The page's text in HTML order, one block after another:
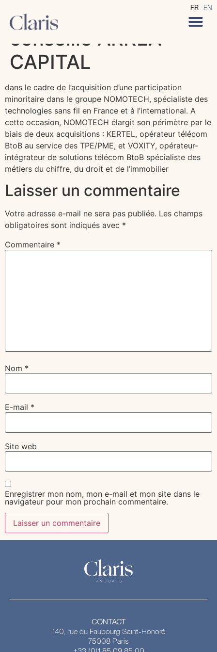
FR EN
CLARIS Avocats
conseille ARKEA
CAPITAL
dans le cadre de l’acquisition d’une participation
minoritaire dans le groupe NOMOTECH, spécialiste des
technologies sans fil en France et à l’international. A
cette occasion, NOMOTECH élargit son périmètre par le
biais de deux acquisitions : KERTEL, opérateur télécom
BtoB au service des TPE/PME, et VOXITY, opérateur-
intégrateur de solutions télécom BtoB spécialiste des
métiers du chiffre, du droit et de l’immobilier
Laisser un commentaire
Votre adresse e-mail ne sera pas publiée. Les champs
obligatoires sont indiqués avec *
Commentaire *
Nom *
E-mail *
Site web
Enregistrer mon nom, mon e-mail et mon site dans le
navigateur pour mon prochain commentaire.
CONTACT
140, rue du Faubourg Saint-Honoré
75008 Paris